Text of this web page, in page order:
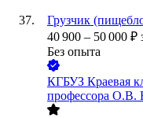
Грузчик
40 900 – 50 000 ₽
Без опыта
КГБУЗ Краевая
профессора О.В.